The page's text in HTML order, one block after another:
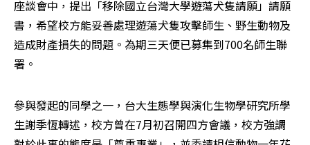
座談會中，提出「移除國立台灣大學遊蕩犬隻請願」請願
書，希望校方能妥善處理遊蕩犬隻攻擊師生、野生動物及
造成財產損失的問題。為期三天便已募集到700名師生聯
署。
參與發起的同學之一，台大生態學與演化生物學研究所學
生謝季恆轉述，校方曾在7月初召開四方會議，校方強調